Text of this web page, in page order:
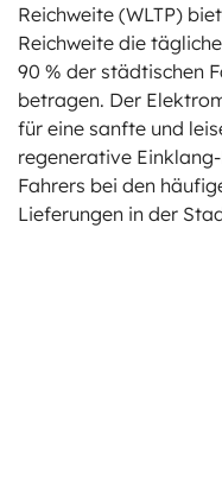
Reichweite (WLTP)
Reichweite die
90 % der städtischen
betragen. Der
für eine sanfte und
regenerative
Fahrers bei den
Lieferungen in der